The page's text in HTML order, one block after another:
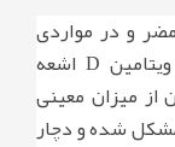
و در مواردی
مفیدند. به‌عنوان‌مثال منبع اصلی تولید ویتامین D اشعه
از میزان معینی
شده و دچار